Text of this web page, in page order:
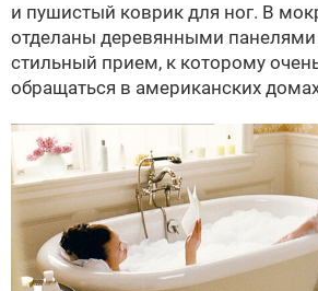
и пушистый коврик для ног. В
отделаны деревянными панелями
стильный прием, к которому
обращаться в американских